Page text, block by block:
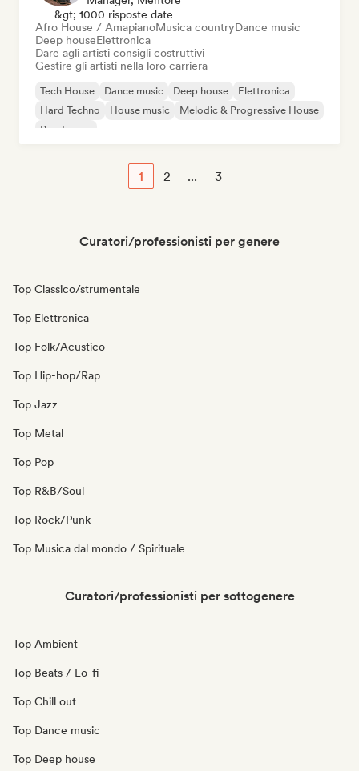
&gt; 1000 risposte date
Afro House / AmapianoMusica countryDance music
Deep houseElettronica
Dare agli artisti consigli costruttivi
Gestire gli artisti nella loro carriera
Tech House Dance music Deep house
Elettronica
Hard Techno
House music
Melodic & Progressive House
Psy-Trance
1 2 ... 3
Curatori/professionisti per genere
Top Classico/strumentale
Top Elettronica
Top Folk/Acustico
Top Hip-hop/Rap
Top Jazz
Top Metal
Top Pop
Top R&B/Soul
Top Rock/Punk
Top Musica dal mondo / Spirituale
Curatori/professionisti per sottogenere
Top Ambient
Top Beats / Lo-fi
Top Chill out
Top Dance music
Top Deep house